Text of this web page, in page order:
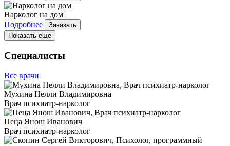
Нарколог на дом
Подробнее
Заказать
Показать еще
Специалисты
Все врачи
Мухина Нелли Владимировна
Врач психиатр-нарколог
Пеца Янош Иванович
Врач психиатр-нарколог